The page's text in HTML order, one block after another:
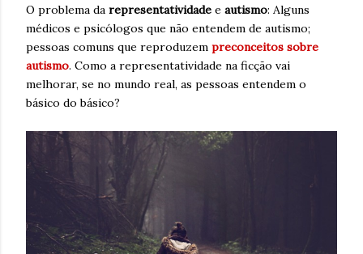
acreditando em si mesmo e confiando no processo. Um
ano sem fumar cigarro. Um ano. *Ben Oliveira é escritor,
formado em jornalismo . Autor do...
O problema da representatividade e autismo: Alguns
médicos e psicólogos que não entendem de autismo;
pessoas comuns que reproduzem preconceitos sobre
autismo. Como a representatividade na ficção vai
melhorar, se no mundo real, as pessoas entendem o
básico do básico?